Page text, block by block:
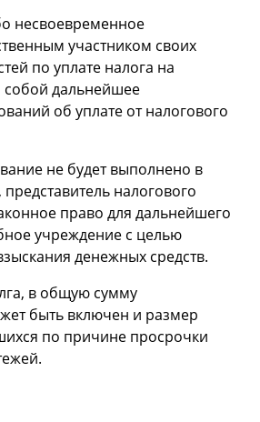
несвоевременное
участником своих
по уплате налога на
собой дальнейшее
об уплате от налогового
не будет выполнено в
налогового
право для дальнейшего
учреждение с целью
денежных средств.
в общую сумму
быть включен и размер
по причине просрочки